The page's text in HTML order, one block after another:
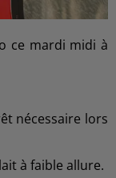
ce mardi midi à
nécessaire lors
à faible allure.